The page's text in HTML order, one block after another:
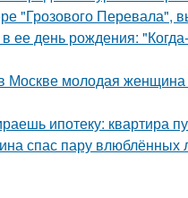
"Грозового Перевала",
ее день рождения:
Москве молодая
ипотеку: квартира
спас пару влюблённых